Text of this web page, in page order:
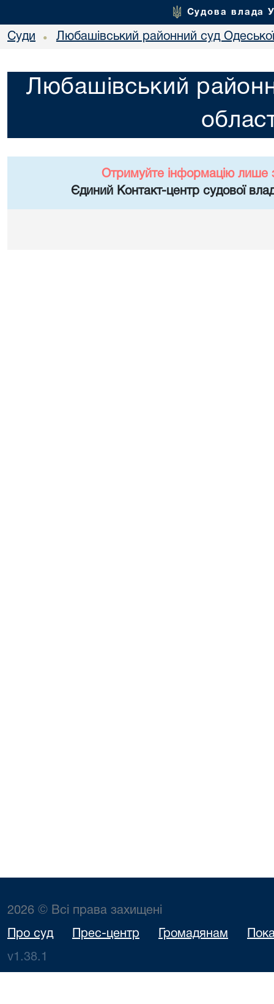
Судова влада
Суди • Любашівський районний суд Одеської
Любашівський
Отримуйте інформацію лише
Єдиний Контакт-центр судової
2026 © Всі права захищені
Про суд Прес-центр Громадянам
v1.38.1